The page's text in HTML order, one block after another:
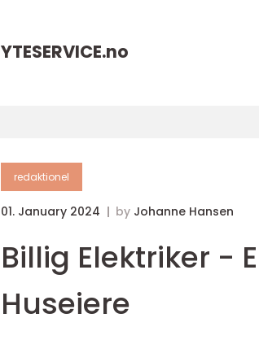
YTESERVICE.no
redaktionel
01. January 2024 by Johanne Hansen
Billig Elektriker -
Huseiere